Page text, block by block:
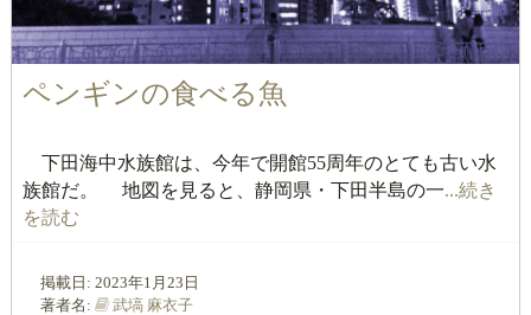
ペンギンの食べる魚
下田海中水族館は、今年で開館55周年のとても古い水
族館だ。 地図を見ると、静岡県・下田半島の一...続き
を読む
掲載日: 2023年1月23日
著者名:
武塙 麻衣子